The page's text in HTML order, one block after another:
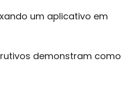
um aplicativo em
demonstram como